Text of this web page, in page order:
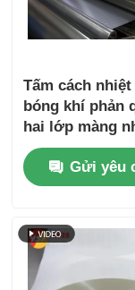
Tấm cách
bóng khí phản
hai lớp màng
màng chắn hơi
chống nóng tiết
năng lượng
Gửi yêu